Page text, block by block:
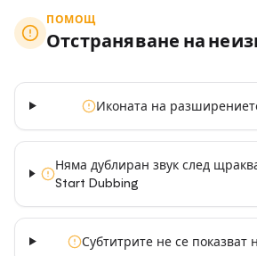
ПОМОЩ
Отстраняване на
Иконата на
Няма дублиран звук след
Start Dubbing
Субтитрите не се показват